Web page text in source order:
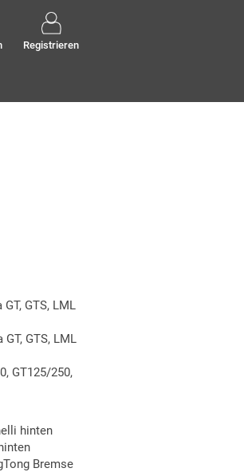
Registrieren
GTS, LML
GTS, LML
GT125/250,
hinten
Bremse